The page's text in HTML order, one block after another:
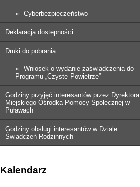
Cyberbezpieczeństwo
Deklaracja dostepności
Druki do pobrania
Wniosek o wydanie zaświadczenia do
Programu „Czyste Powietrze”
Godziny przyjęć interesantów przez Dyrektora
Miejskiego Ośrodka Pomocy Społecznej w
Puławach
Godziny obsługi interesantów w Dziale
Świadczeń Rodzinnych
Kalendarz